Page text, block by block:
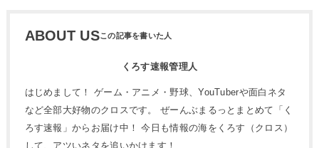
ABOUT US
くろす速報管理人
はじめまして！ ゲーム・アニメ・野球、YouTuberや面白ネタ
など全部大好物のクロスです。 ぜーんぶまるっとまとめて「く
ろす速報」からお届け中！ 今日も情報の海をくろす（クロス）
して、アツいネタを追いかけます！